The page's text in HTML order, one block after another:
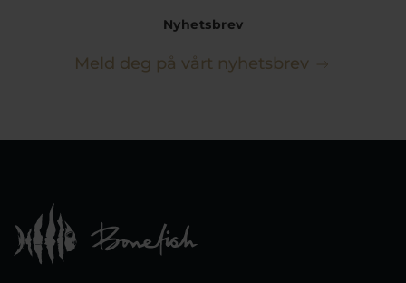
Nyhetsbrev
Meld deg på vårt nyhetsbrev